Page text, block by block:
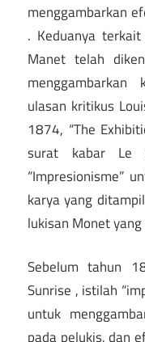
menggambarkan
. Keduanya
Manet telah
ulasan kritikus
1874, “The
surat kabar Le
“Impresionisme”
karya yang
lukisan Monet
Sebelum tahun
Sunrise , istilah
untuk
pada pelukis, dan